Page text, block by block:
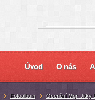
Úvod O nás
Fotoalbum Ocenění Mgr. Jitky